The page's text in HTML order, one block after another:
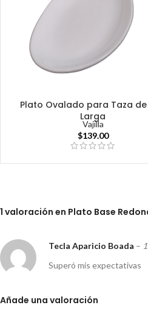
Plato Ovalado para Taza de
Larga
Vajilla
$139.00
1 valoración en Plato Base
Tecla Aparicio Boada –
Superó mis expectativas
Añade una valoración